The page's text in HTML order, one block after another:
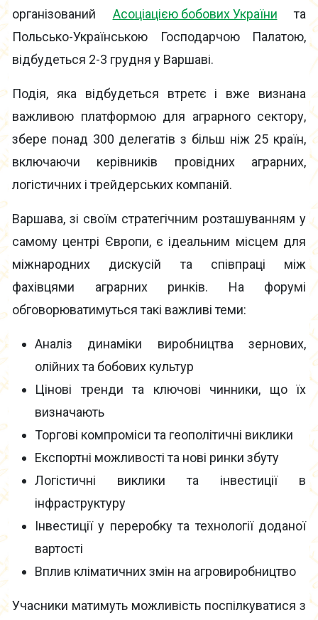
організований Асоціацією бобових України та
Польсько-Українською Господарчою Палатою,
відбудеться 2-3 грудня у Варшаві.
Подія, яка відбудеться втретє і вже визнана
важливою платформою для аграрного сектору,
збере понад 300 делегатів з більш ніж 25 країн,
включаючи керівників провідних аграрних,
логістичних і трейдерських компаній.
Варшава, зі своїм стратегічним розташуванням у
самому центрі Європи, є ідеальним місцем для
міжнародних дискусій та співпраці між
фахівцями аграрних ринків. На форумі
обговорюватимуться такі важливі теми:
Аналіз динаміки виробництва зернових,
олійних та бобових культур
Цінові тренди та ключові чинники, що їх
визначають
Торгові компроміси та геополітичні виклики
Експортні можливості та нові ринки збуту
Логістичні виклики та інвестиції в
інфраструктуру
Інвестиції у переробку та технології доданої
вартості
Вплив кліматичних змін на агровиробництво
Учасники матимуть можливість поспілкуватися з